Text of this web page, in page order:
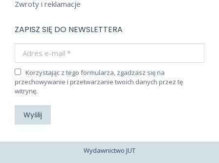
Zwroty i reklamacje
ZAPISZ SIĘ DO NEWSLETTERA
Korzystając z tego formularza, zgadzasz się na
przechowywanie i przetwarzanie twoich danych przez tę
witrynę.
Wyślij
Wydawnictwo JUT